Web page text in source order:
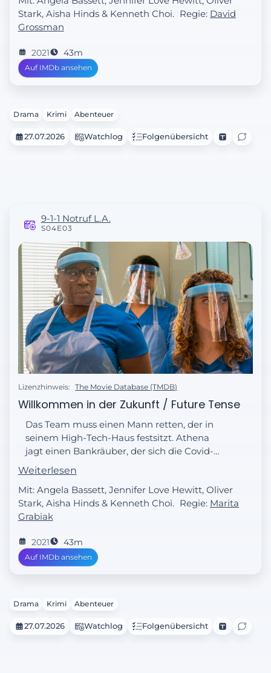
Stark, Aisha Hinds & Kenneth Choi. Regie: David
Grossman
2021 43m
Auf IMDb ansehen
Drama Krimi Abenteuer
27.07.2026 Watchlog Folgenübersicht
9-1-1 Notruf L.A.
S04E03
Lizenzhinweis: The Movie Database (TMDB)
Willkommen in der Zukunft / Future Tense
Das Team muss einen Mann retten, der in
seinem High-Tech-Haus festsitzt. Athena
jagt einen Bankräuber, der sich die Covid-
Verordnungen zunutze machte.
Unterdessen trifft ein Hilferuf aus Texas ein.
Weiterlesen
Mit: Angela Bassett, Jennifer Love Hewitt, Oliver
Stark, Aisha Hinds & Kenneth Choi. Regie: Marita
Grabiak
2021 43m
Auf IMDb ansehen
Drama Krimi Abenteuer
27.07.2026 Watchlog Folgenübersicht